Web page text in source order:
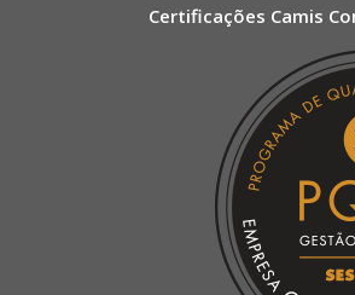
Certificações Camis